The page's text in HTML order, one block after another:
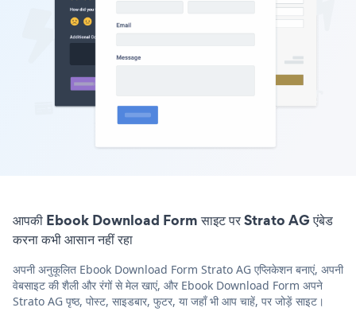
आपकी Ebook Download Form साइट पर Strato AG एंबेड
करना कभी आसान नहीं रहा
अपनी अनुकूलित Ebook Download Form Strato AG एप्लिकेशन बनाएं, अपनी
वेबसाइट की शैली और रंगों से मेल खाएं, और Ebook Download Form अपने
Strato AG पृष्ठ, पोस्ट, साइडबार, फुटर, या जहाँ भी आप चाहें, पर जोड़ें साइट।